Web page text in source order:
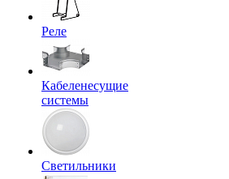
Реле
Кабеленесущие
системы
Светильники